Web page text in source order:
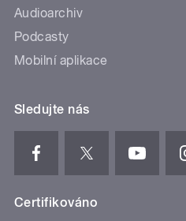
Audioarchiv
Podcasty
Mobilní aplikace
Sledujte nás
Certifikováno